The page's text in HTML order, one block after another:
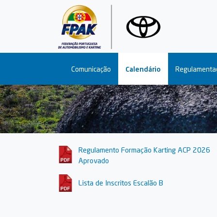
Comunicação Calendário
Regulamento Formação Karting ACP 2026
Aprovado
Lista de Inscritos Escalão B